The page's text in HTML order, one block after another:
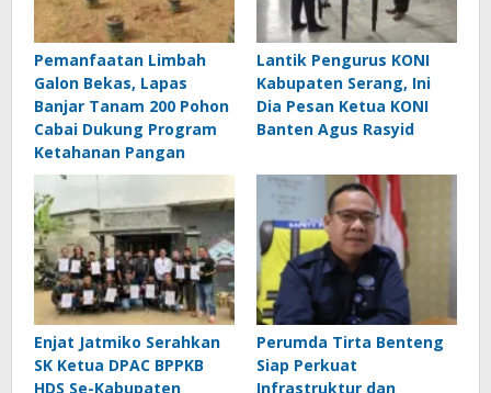
Pemanfaatan Limbah
Galon Bekas, Lapas
Banjar Tanam 200 Pohon
Cabai Dukung Program
Ketahanan Pangan
Lantik Pengurus KONI
Kabupaten Serang, Ini
Dia Pesan Ketua KONI
Banten Agus Rasyid
Enjat Jatmiko Serahkan
SK Ketua DPAC BPPKB
HDS Se-Kabupaten
Perumda Tirta Benteng
Siap Perkuat
Infrastruktur dan